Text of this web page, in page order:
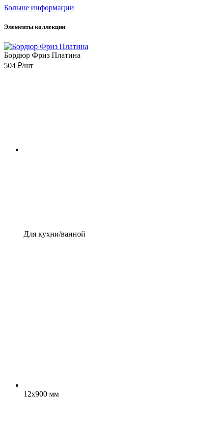
Больше информации
Элементы коллекции
Бордюр Фриз Платина
504 ₽/шт
Для кухни/ванной
12x900 мм